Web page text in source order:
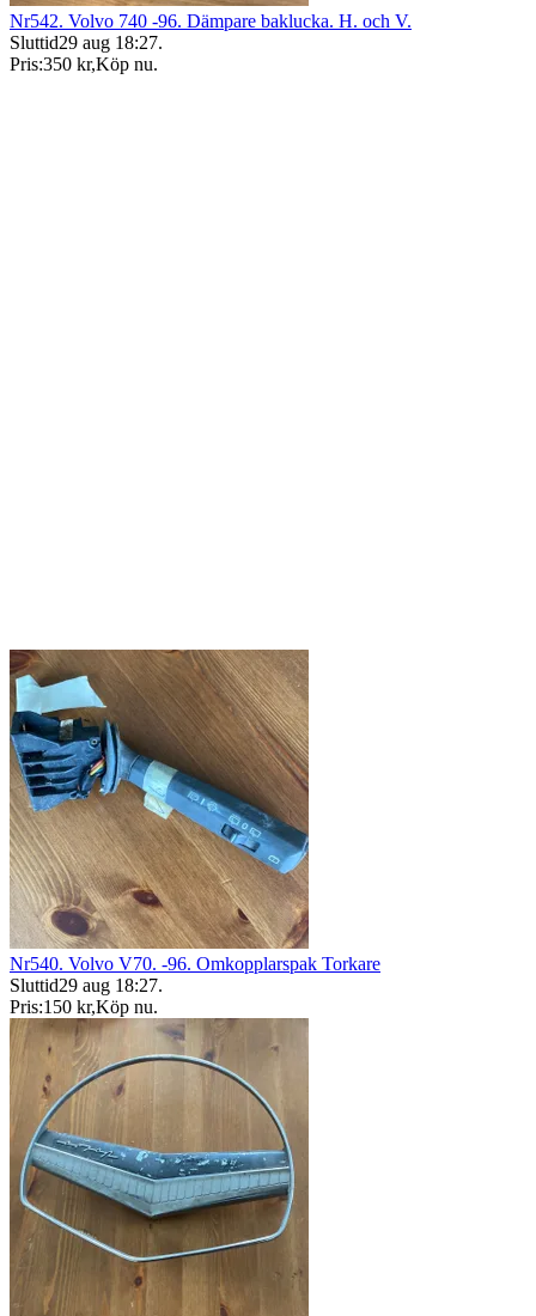
Nr542. Volvo 740 -96. Dämpare baklucka. H. och V.
Sluttid29 aug 18:27.
Pris:350 kr,Köp nu.
Nr540. Volvo V70. -96. Omkopplarspak Torkare
Sluttid29 aug 18:27.
Pris:150 kr,Köp nu.